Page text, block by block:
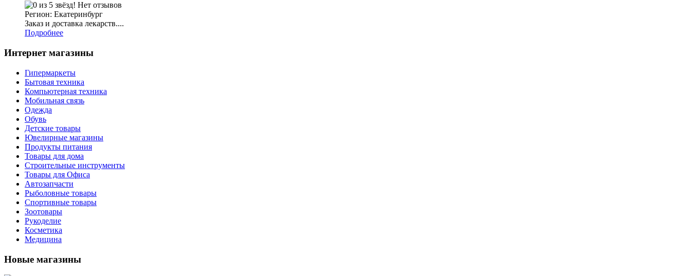
Нет отзывов
Регион: Екатеринбург
Заказ и доставка лекарств....
Подробнее
Интернет магазины
Гипермаркеты
Бытовая техника
Компьютерная техника
Мобильная связь
Одежда
Обувь
Детские товары
Ювелирные магазины
Продукты питания
Товары для дома
Строительные инструменты
Товары для Офиса
Автозапчасти
Рыболовные товары
Спортивные товары
Зоотовары
Рукоделие
Косметика
Медицина
Новые магазины